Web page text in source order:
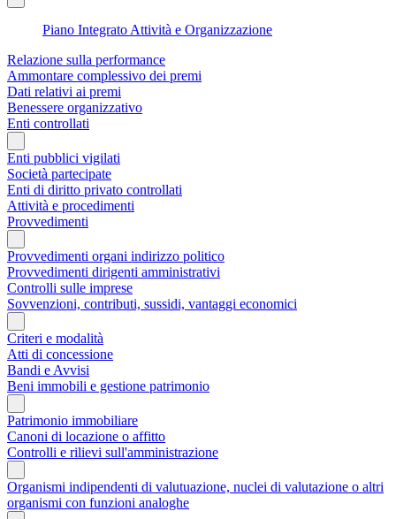
Piano Integrato Attività e Organizzazione
Relazione sulla performance
Ammontare complessivo dei premi
Dati relativi ai premi
Benessere organizzativo
Enti controllati
Enti pubblici vigilati
Società partecipate
Enti di diritto privato controllati
Attività e procedimenti
Provvedimenti
Provvedimenti organi indirizzo politico
Provvedimenti dirigenti amministrativi
Controlli sulle imprese
Sovvenzioni, contributi, sussidi, vantaggi economici
Criteri e modalità
Atti di concessione
Bandi e Avvisi
Beni immobili e gestione patrimonio
Patrimonio immobiliare
Canoni di locazione o affitto
Controlli e rilievi sull'amministrazione
Organismi indipendenti di valutuazione, nuclei di valutazione o altri
organismi con funzioni analoghe